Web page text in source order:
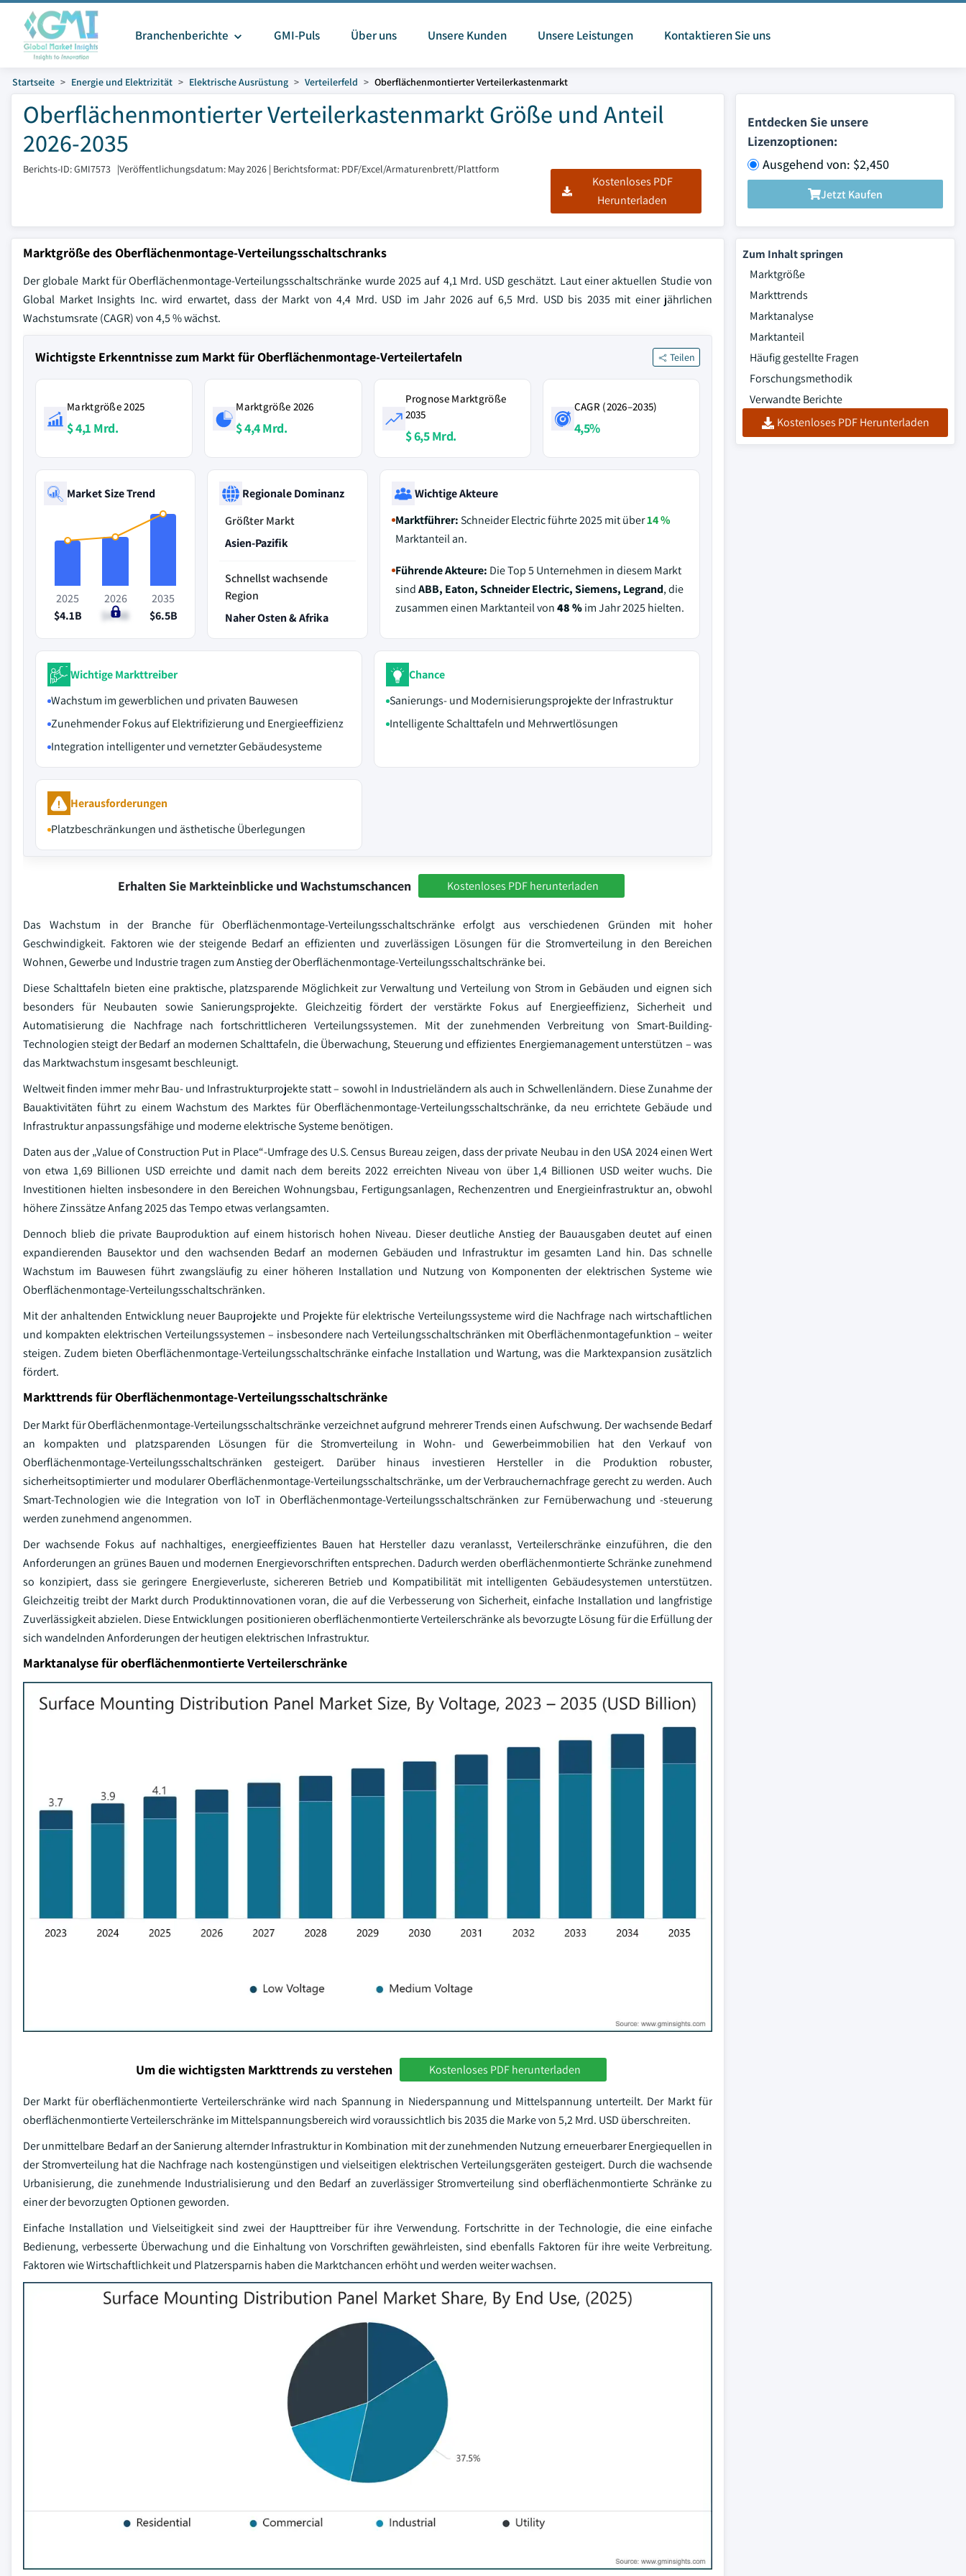
Branchenberichte GMI-Puls Über uns Unsere Kunden Unsere Leistungen Kontaktieren Sie uns
Startseite Energie und Elektrizität Elektrische Ausrüstung Verteilerfeld Oberflächenmontierter Verteilerkastenmarkt
Oberflächenmontierter Verteilerkastenmarkt Größe und Anteil
2026-2035
Berichts-ID: GMI7573 |Veröffentlichungsdatum: May 2026 | Berichtsformat: PDF/Excel/Armaturenbrett/Plattform
Kostenloses PDF
Herunterladen
Entdecken Sie unsere
Lizenzoptionen:
Ausgehend von: $2,450
Jetzt Kaufen
Marktgröße des Oberflächenmontage-Verteilungsschaltschranks
Der globale Markt für Oberflächenmontage-Verteilungsschaltschränke wurde 2025 auf 4,1 Mrd. USD geschätzt. Laut einer aktuellen Studie von
Global Market Insights Inc. wird erwartet, dass der Markt von 4,4 Mrd. USD im Jahr 2026 auf 6,5 Mrd. USD bis 2035 mit einer jährlichen
Wachstumsrate (CAGR) von 4,5 % wächst.
Wichtigste Erkenntnisse zum Markt für Oberflächenmontage-Verteilertafeln Teilen
Marktgröße 2025
$ 4,1 Mrd.
Marktgröße 2026
$ 4,4 Mrd.
Prognose Marktgröße
2035
$ 6,5 Mrd.
CAGR (2026–2035)
4,5%
Market Size Trend
2025
$4.1B
2026
$4.4B
2035
$6.5B
Regionale Dominanz
Größter Markt
Asien-Pazifik
Schnellst wachsende
Region
Naher Osten & Afrika
Wichtige Akteure
Marktführer:Schneider Electric führte 2025 mit über14 %
Marktanteil an.
Führende Akteure: Die Top 5 Unternehmen in diesem Markt
sindABB, Eaton, Schneider Electric, Siemens, Legrand, die
zusammen einen Marktanteil von48 %im Jahr 2025 hielten.
Wichtige Markttreiber
Wachstum im gewerblichen und privaten Bauwesen
Zunehmender Fokus auf Elektrifizierung und Energieeffizienz
Integration intelligenter und vernetzter Gebäudesysteme
Chance
Sanierungs- und Modernisierungsprojekte der Infrastruktur
Intelligente Schalttafeln und Mehrwertlösungen
Herausforderungen
Platzbeschränkungen und ästhetische Überlegungen
Erhalten Sie Markteinblicke und Wachstumschancen Kostenloses PDF herunterladen
Das Wachstum in der Branche für Oberflächenmontage-Verteilungsschaltschränke erfolgt aus verschiedenen Gründen mit hoher
Geschwindigkeit. Faktoren wie der steigende Bedarf an effizienten und zuverlässigen Lösungen für die Stromverteilung in den Bereichen
Wohnen, Gewerbe und Industrie tragen zum Anstieg der Oberflächenmontage-Verteilungsschaltschränke bei.
Diese Schalttafeln bieten eine praktische, platzsparende Möglichkeit zur Verwaltung und Verteilung von Strom in Gebäuden und eignen sich
besonders für Neubauten sowie Sanierungsprojekte. Gleichzeitig fördert der verstärkte Fokus auf Energieeffizienz, Sicherheit und
Automatisierung die Nachfrage nach fortschrittlicheren Verteilungssystemen. Mit der zunehmenden Verbreitung von Smart-Building-
Technologien steigt der Bedarf an modernen Schalttafeln, die Überwachung, Steuerung und effizientes Energiemanagement unterstützen – was
das Marktwachstum insgesamt beschleunigt.
Weltweit finden immer mehr Bau- und Infrastrukturprojekte statt – sowohl in Industrieländern als auch in Schwellenländern. Diese Zunahme der
Bauaktivitäten führt zu einem Wachstum des Marktes für Oberflächenmontage-Verteilungsschaltschränke, da neu errichtete Gebäude und
Infrastruktur anpassungsfähige und moderne elektrische Systeme benötigen.
Daten aus der „Value of Construction Put in Place“-Umfrage des U.S. Census Bureau zeigen, dass der private Neubau in den USA 2024 einen Wert
von etwa 1,69 Billionen USD erreichte und damit nach dem bereits 2022 erreichten Niveau von über 1,4 Billionen USD weiter wuchs. Die
Investitionen hielten insbesondere in den Bereichen Wohnungsbau, Fertigungsanlagen, Rechenzentren und Energieinfrastruktur an, obwohl
höhere Zinssätze Anfang 2025 das Tempo etwas verlangsamten.
Dennoch blieb die private Bauproduktion auf einem historisch hohen Niveau. Dieser deutliche Anstieg der Bauausgaben deutet auf einen
expandierenden Bausektor und den wachsenden Bedarf an modernen Gebäuden und Infrastruktur im gesamten Land hin. Das schnelle
Wachstum im Bauwesen führt zwangsläufig zu einer höheren Installation und Nutzung von Komponenten der elektrischen Systeme wie
Oberflächenmontage-Verteilungsschaltschränken.
Mit der anhaltenden Entwicklung neuer Bauprojekte und Projekte für elektrische Verteilungssysteme wird die Nachfrage nach wirtschaftlichen
und kompakten elektrischen Verteilungssystemen – insbesondere nach Verteilungsschaltschränken mit Oberflächenmontagefunktion – weiter
steigen. Zudem bieten Oberflächenmontage-Verteilungsschaltschränke einfache Installation und Wartung, was die Marktexpansion zusätzlich
fördert.
Markttrends für Oberflächenmontage-Verteilungsschaltschränke
Der Markt für Oberflächenmontage-Verteilungsschaltschränke verzeichnet aufgrund mehrerer Trends einen Aufschwung. Der wachsende Bedarf
an kompakten und platzsparenden Lösungen für die Stromverteilung in Wohn- und Gewerbeimmobilien hat den Verkauf von
Oberflächenmontage-Verteilungsschaltschränken gesteigert. Darüber hinaus investieren Hersteller in die Produktion robuster,
sicherheitsoptimierter und modularer Oberflächenmontage-Verteilungsschaltschränke, um der Verbrauchernachfrage gerecht zu werden. Auch
Smart-Technologien wie die Integration von IoT in Oberflächenmontage-Verteilungsschaltschränken zur Fernüberwachung und -steuerung
werden zunehmend angenommen.
Der wachsende Fokus auf nachhaltiges, energieeffizientes Bauen hat Hersteller dazu veranlasst, Verteilerschränke einzuführen, die den
Anforderungen an grünes Bauen und modernen Energievorschriften entsprechen. Dadurch werden oberflächenmontierte Schränke zunehmend
so konzipiert, dass sie geringere Energieverluste, sichereren Betrieb und Kompatibilität mit intelligenten Gebäudesystemen unterstützen.
Gleichzeitig treibt der Markt durch Produktinnovationen voran, die auf die Verbesserung von Sicherheit, einfache Installation und langfristige
Zuverlässigkeit abzielen. Diese Entwicklungen positionieren oberflächenmontierte Verteilerschränke als bevorzugte Lösung für die Erfüllung der
sich wandelnden Anforderungen der heutigen elektrischen Infrastruktur.
Marktanalyse für oberflächenmontierte Verteilerschränke
Um die wichtigsten Markttrends zu verstehen Kostenloses PDF herunterladen
Der Markt für oberflächenmontierte Verteilerschränke wird nach Spannung in Niederspannung und Mittelspannung unterteilt. Der Markt für
oberflächenmontierte Verteilerschränke im Mittelspannungsbereich wird voraussichtlich bis 2035 die Marke von 5,2 Mrd. USD überschreiten.
Der unmittelbare Bedarf an der Sanierung alternder Infrastruktur in Kombination mit der zunehmenden Nutzung erneuerbarer Energiequellen in
der Stromverteilung hat die Nachfrage nach kostengünstigen und vielseitigen elektrischen Verteilungsgeräten gesteigert. Durch die wachsende
Urbanisierung, die zunehmende Industrialisierung und den Bedarf an zuverlässiger Stromverteilung sind oberflächenmontierte Schränke zu
einer der bevorzugten Optionen geworden.
Einfache Installation und Vielseitigkeit sind zwei der Haupttreiber für ihre Verwendung. Fortschritte in der Technologie, die eine einfache
Bedienung, verbesserte Überwachung und die Einhaltung von Vorschriften gewährleisten, sind ebenfalls Faktoren für ihre weite Verbreitung.
Faktoren wie Wirtschaftlichkeit und Platzersparnis haben die Marktchancen erhöht und werden weiter wachsen.
Zum Inhalt springen
Marktgröße
Markttrends
Marktanalyse
Marktanteil
Häufig gestellte Fragen
Forschungsmethodik
Verwandte Berichte
Kostenloses PDF Herunterladen